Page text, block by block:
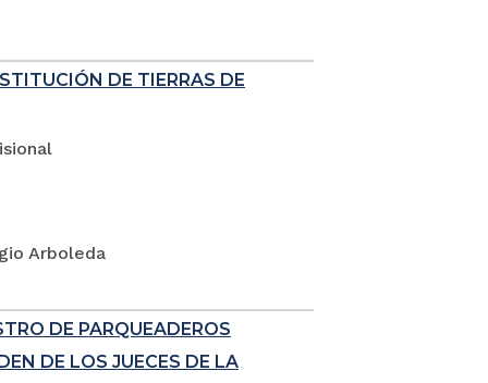
DE TIERRAS DE
Arboleda
DE PARQUEADEROS
DE LOS JUECES DE LA